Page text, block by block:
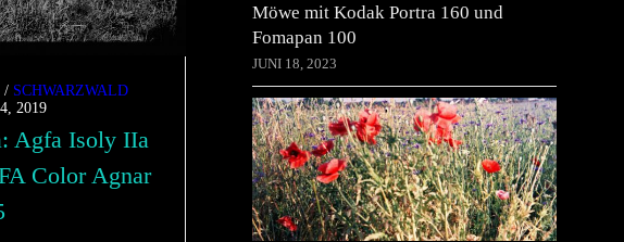
/ SCHWARZWALD
2019
Agfa Isoly IIa
Color Agnar
Möwe mit Kodak Portra 160 und
Fomapan 100
JUNI 18, 2023